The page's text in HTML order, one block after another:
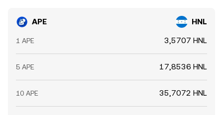
APE HNL
1 APE 3,5707 HNL
5 APE 17,8536 HNL
10 APE 35,7072 HNL